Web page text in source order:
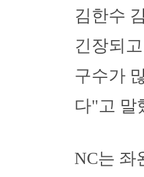
김한수
긴장되
구수가
다"고 말
NC는 좌